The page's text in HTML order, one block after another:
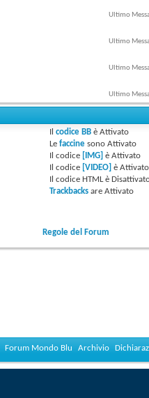
Ultimo
Ultimo
Ultimo
Ultimo
Ilcodice BB èAttivato
Lefaccine sonoAttivato
Il codice
[IMG] èAttivato
Il codice [VIDEO] èAttivato
Il codice HTML è
Trackbacks areAttivato
Regole del Forum
Forum Mondo Blu Archivio